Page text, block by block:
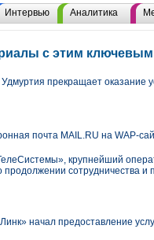
Интервью Аналитика
с этим
прекращает оказание
почта MAIL.RU на WAP-
крупнейший
сотрудничества и
начал предоставление